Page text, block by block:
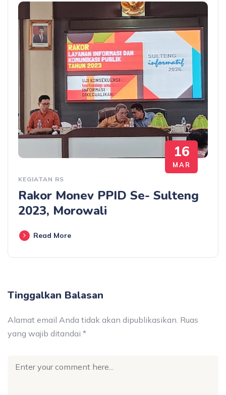
16
MAR
KEGIATAN RS
Rakor Monev PPID Se- Sulteng
2023, Morowali
Read More
Tinggalkan Balasan
Alamat email Anda tidak akan dipublikasikan. Ruas
yang wajib ditandai *